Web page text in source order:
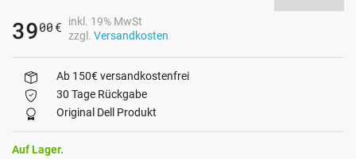
3900 €
inkl. 19% MwSt
zzgl. Versandkosten
Ab 150€ versandkostenfrei
30 Tage Rückgabe
Original Dell Produkt
Auf Lager.